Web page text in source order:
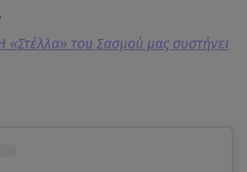
«Στέλλα» του Σασμού μας συστήνει